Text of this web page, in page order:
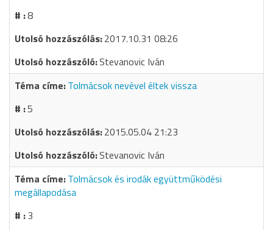
8
2017.10.31 08:26
Stevanovic Iván
Tolmácsok nevével éltek vissza
5
2015.05.04 21:23
Stevanovic Iván
Tolmácsok és irodák együttműködési
megállapodása
3